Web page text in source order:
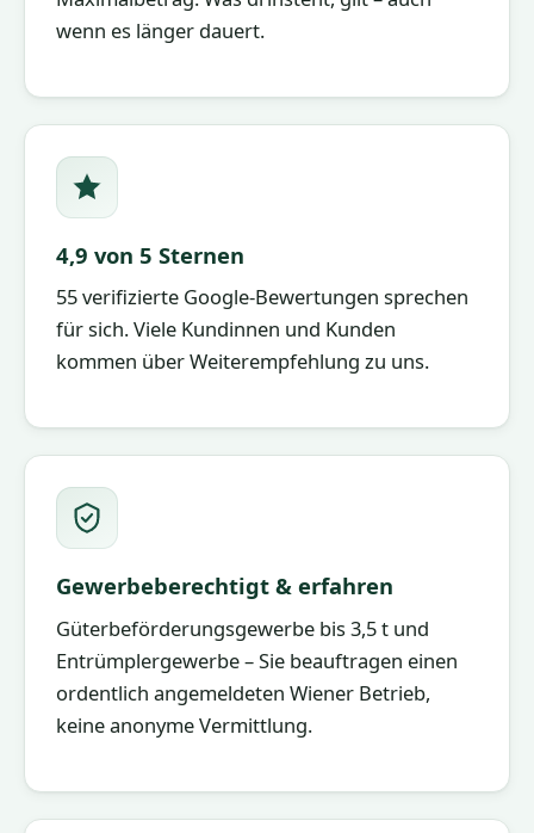
wenn es länger dauert.
4,9 von 5 Sternen
55 verifizierte Google-Bewertungen sprechen
für sich. Viele Kundinnen und Kunden
kommen über Weiterempfehlung zu uns.
Gewerbeberechtigt & erfahren
Güterbeförderungsgewerbe bis 3,5 t und
Entrümplergewerbe – Sie beauftragen einen
ordentlich angemeldeten Wiener Betrieb,
keine anonyme Vermittlung.